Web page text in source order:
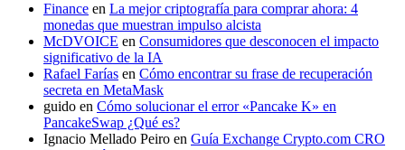
Finance en La mejor criptografía para comprar ahora: 4
monedas que muestran impulso alcista
McDVOICE en Consumidores que desconocen el impacto
significativo de la IA
Rafael Farías en Cómo encontrar su frase de recuperación
secreta en MetaMask
guido en Cómo solucionar el error «Pancake K» en
PancakeSwap ¿Qué es?
Ignacio Mellado Peiro en Guía Exchange Crypto.com CRO